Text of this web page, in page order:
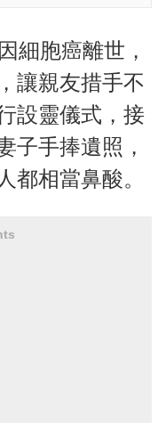
細胞癌離世，
讓親友措手不
設靈儀式，接
子手捧遺照，
都相當鼻酸。